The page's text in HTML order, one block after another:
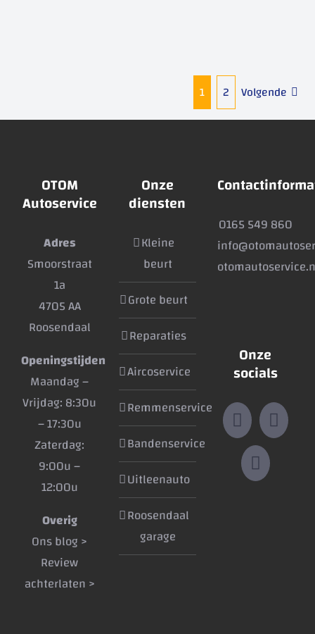
1 2 Volgende
OTOM
Autoservice
Adres
Smoorstraat
1a
4705 AA
Roosendaal
Openingstijden
Maandag –
Vrijdag: 8:30u
– 17:30u
Zaterdag:
9:00u –
12:00u
Overig
Ons blog >
Review
achterlaten >
Onze
diensten
Kleine
beurt
Grote beurt
Reparaties
Aircoservice
Remmenservice
Bandenservice
Uitleenauto
Roosendaal
garage
0165 549 860
Onze
socials